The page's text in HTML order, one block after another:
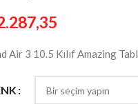
Air 3 10.5 Kılıf Amazing